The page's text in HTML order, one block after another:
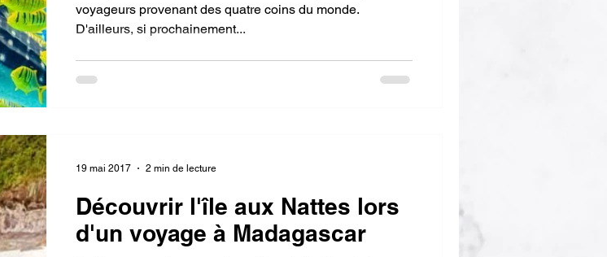
voyageurs provenant des quatre coins du monde.
D'ailleurs, si prochainement...
Découvrir l'île aux Nattes lors
d'un voyage à Madagascar
19 mai 2017 2 min de lecture